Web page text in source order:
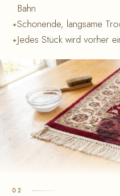
Bahn
Schonende, langsame
Jedes Stück wird vorher